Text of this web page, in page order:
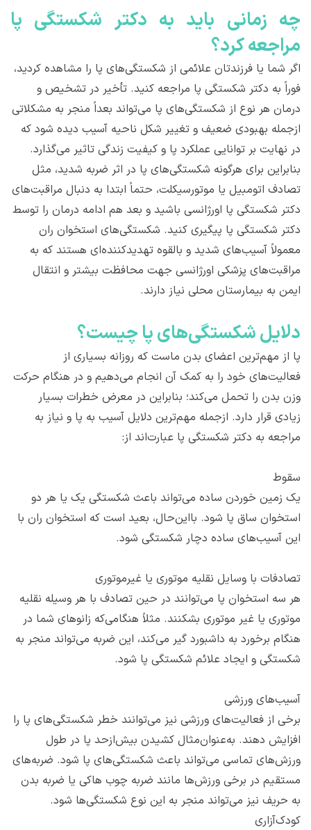
چه زمانی باید به دکتر شکستگی پا
مراجعه کرد؟
اگر شما یا فرزندتان علائمی از شکستگی‌های پا را مشاهده کردید،
فوراً به دکتر شکستگی پا مراجعه کنید. تأخیر در تشخیص و
درمان هر نوع از شکستگی‌های پا می‌تواند بعداً منجر به مشکلاتی
ازجمله بهبودی ضعیف و تغییر شکل ناحیه آسیب دیده شود که
در نهایت بر توانایی عملکرد پا و کیفیت زندگی تاثیر می‌گذارد.
بنابراین برای هرگونه شکستگی‌های پا در اثر ضربه شدید، مثل
تصادف اتومبیل یا موتورسیکلت، حتماً ابتدا به دنبال مراقبت‌های
دکتر شکستگی پا اورژانسی باشید و بعد هم ادامه درمان را توسط
دکتر شکستگی پا پیگیری کنید. شکستگی‌های استخوان ران
معمولاً آسیب‌های شدید و بالقوه تهدیدکننده‌ای هستند که به
مراقبت‌های پزشکی اورژانسی جهت محافظت بیشتر و انتقال
ایمن به بیمارستان محلی نیاز دارند.
دلایل شکستگی‌های پا چیست؟
پا از مهم‌ترین اعضای بدن ماست که روزانه بسیاری از
فعالیت‌های خود را به کمک آن انجام می‌دهیم و در هنگام حرکت
وزن بدن را تحمل می‌کند؛ بنابراین در معرض خطرات بسیار
زیادی قرار دارد. ازجمله مهم‌ترین دلایل آسیب به پا و نیاز به
مراجعه به دکتر شکستگی پا عبارت‌اند از:
سقوط
یک زمین خوردن ساده می‌تواند باعث شکستگی یک یا هر دو
استخوان ساق پا شود. بااین‌حال، بعید است که استخوان ران با
این آسیب‌های ساده دچار شکستگی شود.
تصادفات با وسایل نقلیه موتوری یا غیرموتوری
هر سه استخوان پا می‌توانند در حین تصادف با هر وسیله نقلیه
موتوری یا غیر موتوری بشکنند. مثلاً هنگامی‌که زانوهای شما در
هنگام برخورد به داشبورد گیر می‌کند، این ضربه می‌تواند منجر به
شکستگی و ایجاد علائم شکستگی پا شود.
آسیب‌های ورزشی
برخی از فعالیت‌های ورزشی نیز می‌توانند خطر شکستگی‌های پا را
افزایش دهند. به‌عنوان‌مثال کشیدن بیش‌ازحد پا در طول
ورزش‌های تماسی می‌تواند باعث شکستگی‌های پا شود. ضربه‌های
مستقیم در برخی ورزش‌ها مانند ضربه چوب هاکی یا ضربه بدن
به حریف نیز می‌تواند منجر به این نوع شکستگی‌ها شود.
کودک‌آزاری